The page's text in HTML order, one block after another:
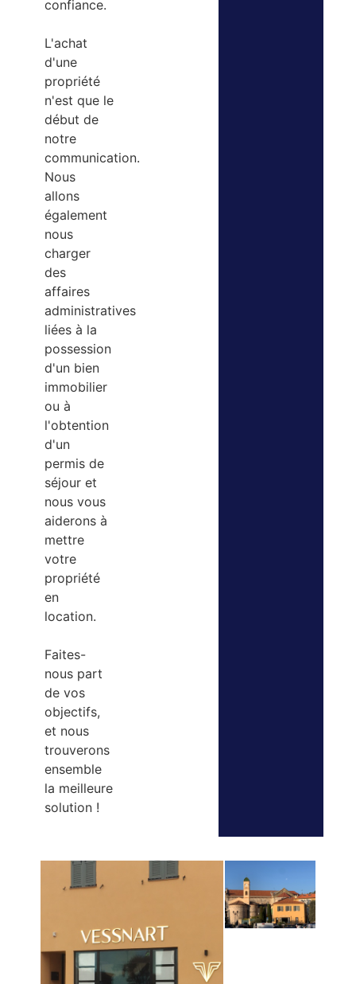
confiance.
L'achat
d'une
propriété
n'est que le
début de
notre
communication.
Nous
allons
également
nous
charger
des
affaires
administratives
liées à la
possession
d'un bien
immobilier
ou à
l'obtention
d'un
permis de
séjour et
nous vous
aiderons à
mettre
votre
propriété
en
location.
Faites-
nous part
de vos
objectifs,
et nous
trouverons
ensemble
la meilleure
solution !